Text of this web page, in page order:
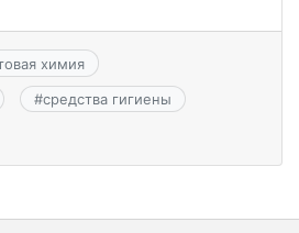
химия
#средства гигиены